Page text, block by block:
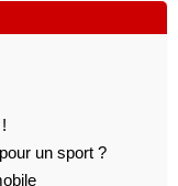
un sport ?